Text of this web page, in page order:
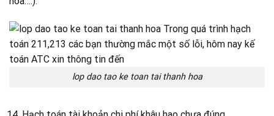
lop dao tao ke toan tai thanh hoa